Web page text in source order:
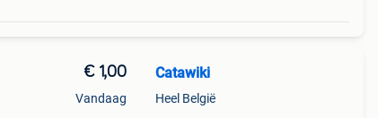
€ 1,00
Vandaag
Catawiki
Heel België